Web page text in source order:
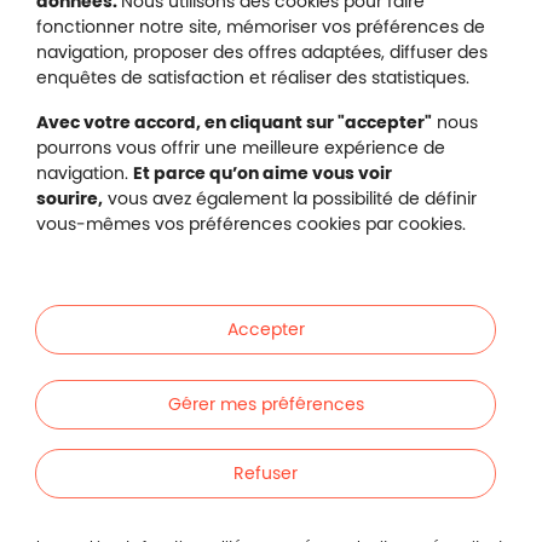
Nous contacter
Plan du site
Gestion des cookies
Malakoff Humanis sur Facebook
Malakoff Humanis sur YouTube
Malakoff Humanis sur X
Malakoff Humanis
Malakoff Humanis à vos côtés.
Particuliers
Entreprises
fonctionner notre site, mémoriser vos préférences de
navigation, proposer des offres adaptées, diffuser des
enquêtes de satisfaction et réaliser des statistiques.
Avec votre accord, en cliquant sur "accepter" nous
pourrons vous offrir une meilleure expérience de
navigation. Et parce qu’on aime vous voir
sourire, vous avez également la possibilité de définir
vous-mêmes vos préférences cookies par cookies.
Refuser
Gérer mes préférences
Accepter